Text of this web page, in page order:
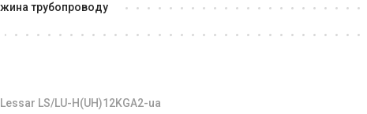
трубопроводу
LS/LU-H(UH)12KGA2-ua